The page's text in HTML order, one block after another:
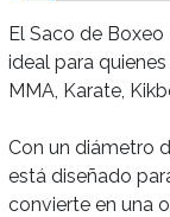
El Saco de Boxeo
ideal para
MMA, Karate,
Con un diámetro
está diseñado
convierte en una